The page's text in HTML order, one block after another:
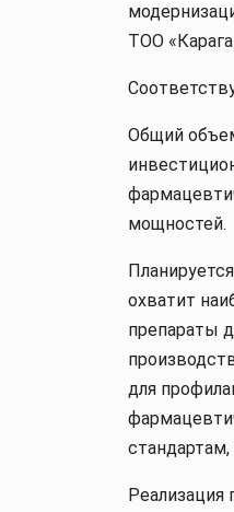
ТОО
Общий
мощностей.
охватит
препараты
для
Реализация